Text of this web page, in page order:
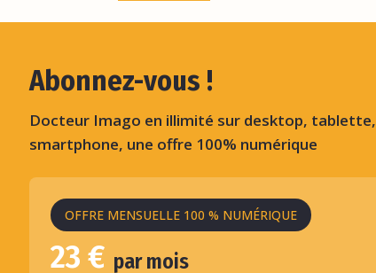
Abonnez-vous !
Docteur Imago en illimité sur desktop, tablette,
smartphone, une offre 100% numérique
OFFRE MENSUELLE 100 % NUMÉRIQUE
23 € par mois